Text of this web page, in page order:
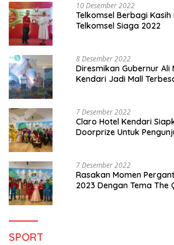
10 Desember 2022
Telkomsel Berbagi
Telkomsel Siaga 2022
8 Desember 2022
Diresmikan Gubernur Ali
Kendari Jadi Mall
7 Desember 2022
Claro Hotel Kendari
Doorprize Untuk
7 Desember 2022
Rasakan Momen
2023 Dengan Tema The
SPORT